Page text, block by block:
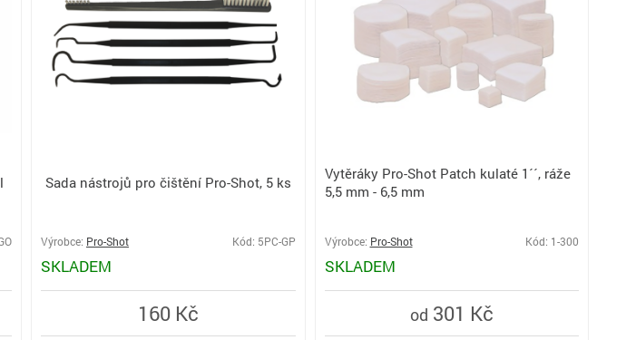
Sada nástrojů pro čištění Pro-Shot, 5 ks
Výrobce: Pro-Shot Kód: 5PC-GP
SKLADEM
160 Kč
Vytěráky Pro-Shot Patch kulaté 1´´, ráže
5,5 mm - 6,5 mm
Výrobce: Pro-Shot Kód: 1-300
SKLADEM
od 301 Kč